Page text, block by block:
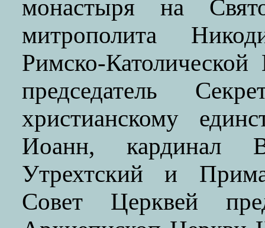
монастыря на
митрополита
Римско-
председатель
христианскому
Иоанн, кардинал
Утрехтский и
Совет Церквей